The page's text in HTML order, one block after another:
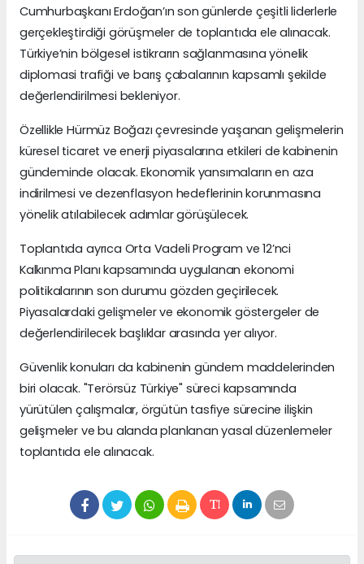
Cumhurbaşkanı Erdoğan’ın son günlerde çeşitli liderlerle
gerçekleştirdiği görüşmeler de toplantıda ele alınacak.
Türkiye’nin bölgesel istikrarın sağlanmasına yönelik
diplomasi trafiği ve barış çabalarının kapsamlı şekilde
değerlendirilmesi bekleniyor.
Özellikle Hürmüz Boğazı çevresinde yaşanan gelişmelerin
küresel ticaret ve enerji piyasalarına etkileri de kabinenin
gündeminde olacak. Ekonomik yansımaların en aza
indirilmesi ve dezenflasyon hedeflerinin korunmasına
yönelik atılabilecek adımlar görüşülecek.
Toplantıda ayrıca Orta Vadeli Program ve 12’nci
Kalkınma Planı kapsamında uygulanan ekonomi
politikalarının son durumu gözden geçirilecek.
Piyasalardaki gelişmeler ve ekonomik göstergeler de
değerlendirilecek başlıklar arasında yer alıyor.
Güvenlik konuları da kabinenin gündem maddelerinden
biri olacak. "Terörsüz Türkiye" süreci kapsamında
yürütülen çalışmalar, örgütün tasfiye sürecine ilişkin
gelişmeler ve bu alanda planlanan yasal düzenlemeler
toplantıda ele alınacak.